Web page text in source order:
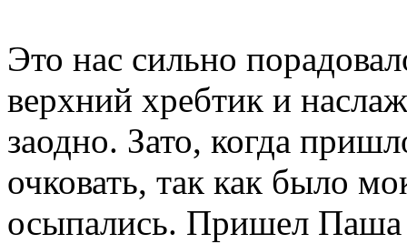
Это нас сильно
верхний хребтик и
заодно. Зато, когда
очковать, так как было
осыпались. Пришел Паша